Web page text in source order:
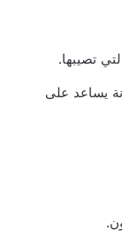
تصيبها.
يساعد على